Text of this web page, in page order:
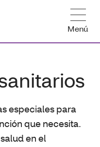
Menú
especiales para
que necesita.
en el